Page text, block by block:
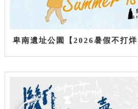
卑南遺址公園【2026暑假不打烊